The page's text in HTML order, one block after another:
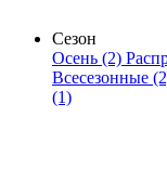
Сезон
Осень (2)
Всесезонные
(1)